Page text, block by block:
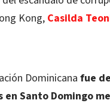
Kong,Casilda
Dominicana fue
Santo Domingo